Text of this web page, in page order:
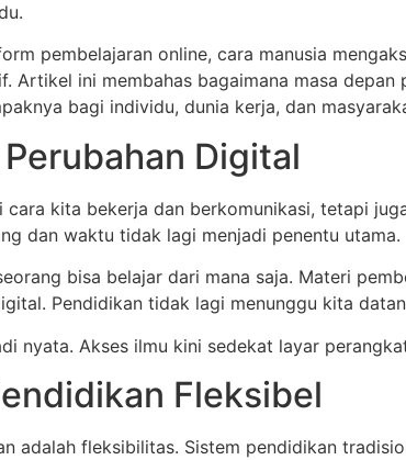
pembelajaran online, cara manusia
Artikel ini membahas bagaimana masa
bagi individu, dunia kerja, dan
Digital
kita bekerja dan berkomunikasi, tetapi
dan waktu tidak lagi menjadi penentu utama.
bisa belajar dari mana saja. Materi
Pendidikan tidak lagi menunggu kita
nyata. Akses ilmu kini sedekat layar
Fleksibel
adalah fleksibilitas. Sistem pendidikan